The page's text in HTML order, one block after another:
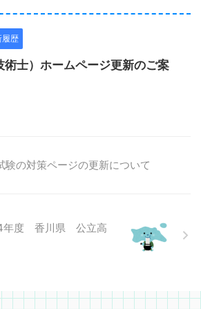
履歴
術士）ホームページ更新のご案
験の対策ページの更新について
年度 香川県 公立高